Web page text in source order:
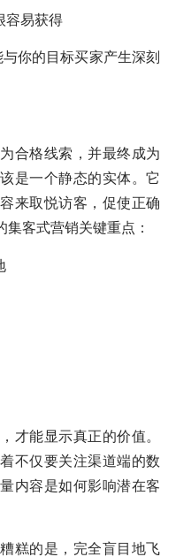
容易获得
你的目标买家产生深刻
合格线索，并最终成为
是一个静态的实体。它
来取悦访客，促使正确
客式营销关键重点：
才能显示真正的价值。
不仅要关注渠道端的数
内容是如何影响潜在客
糕的是，完全盲目地飞